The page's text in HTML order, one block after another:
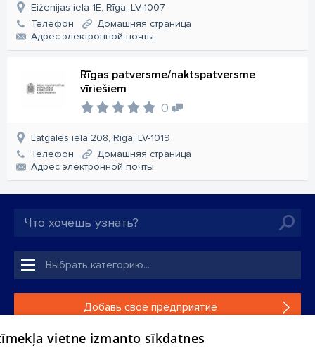
Eiženijas iela 1E, Rīga, LV-1007
Телефон
Домашняя страница
Aдрес электронной почты
Rīgas patversme/naktspatversme
vīriešiem
0
Latgales iela 208, Rīga, LV-1019
Телефон
Домашняя страница
Aдрес электронной почты
Добавь свое предприятие
Если твоего предприятия нет в нашей базе данных,
vietne izmanto sīkdatnes